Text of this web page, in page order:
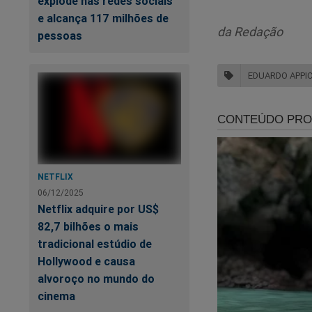
e alcança 117 milhões de
pessoas
NETFLIX
06/12/2025
Netflix adquire por US$
82,7 bilhões o mais
tradicional estúdio de
Hollywood e causa
alvoroço no mundo do
cinema
aos métodos da
telefônica para
segunda instância.
Inicialmente,
durante entrevista
entender se [João
não haveria
Malucelli estava
Sergio Moro.
jurisdicionar e, ao
O incidente gerou
transferir a
da Redação
EDUARDO APPIO